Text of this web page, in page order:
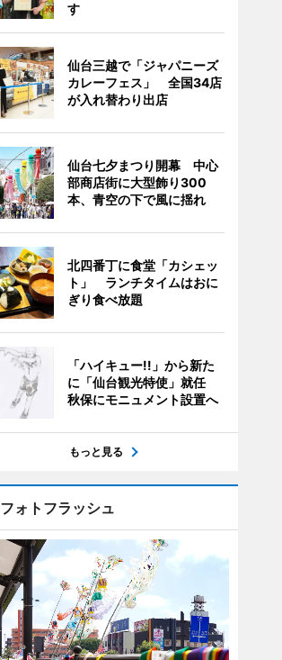
す
仙台三越で「ジャパニーズ
カレーフェス」 全国34店
が入れ替わり出店
仙台七夕まつり開幕 中心
部商店街に大型飾り300
本、青空の下で風に揺れ
北四番丁に食堂「カシェッ
ト」 ランチタイムはおに
ぎり食べ放題
「ハイキュー!!」から新た
に「仙台観光特使」就任
秋保にモニュメント設置へ
もっと見る
フォトフラッシュ